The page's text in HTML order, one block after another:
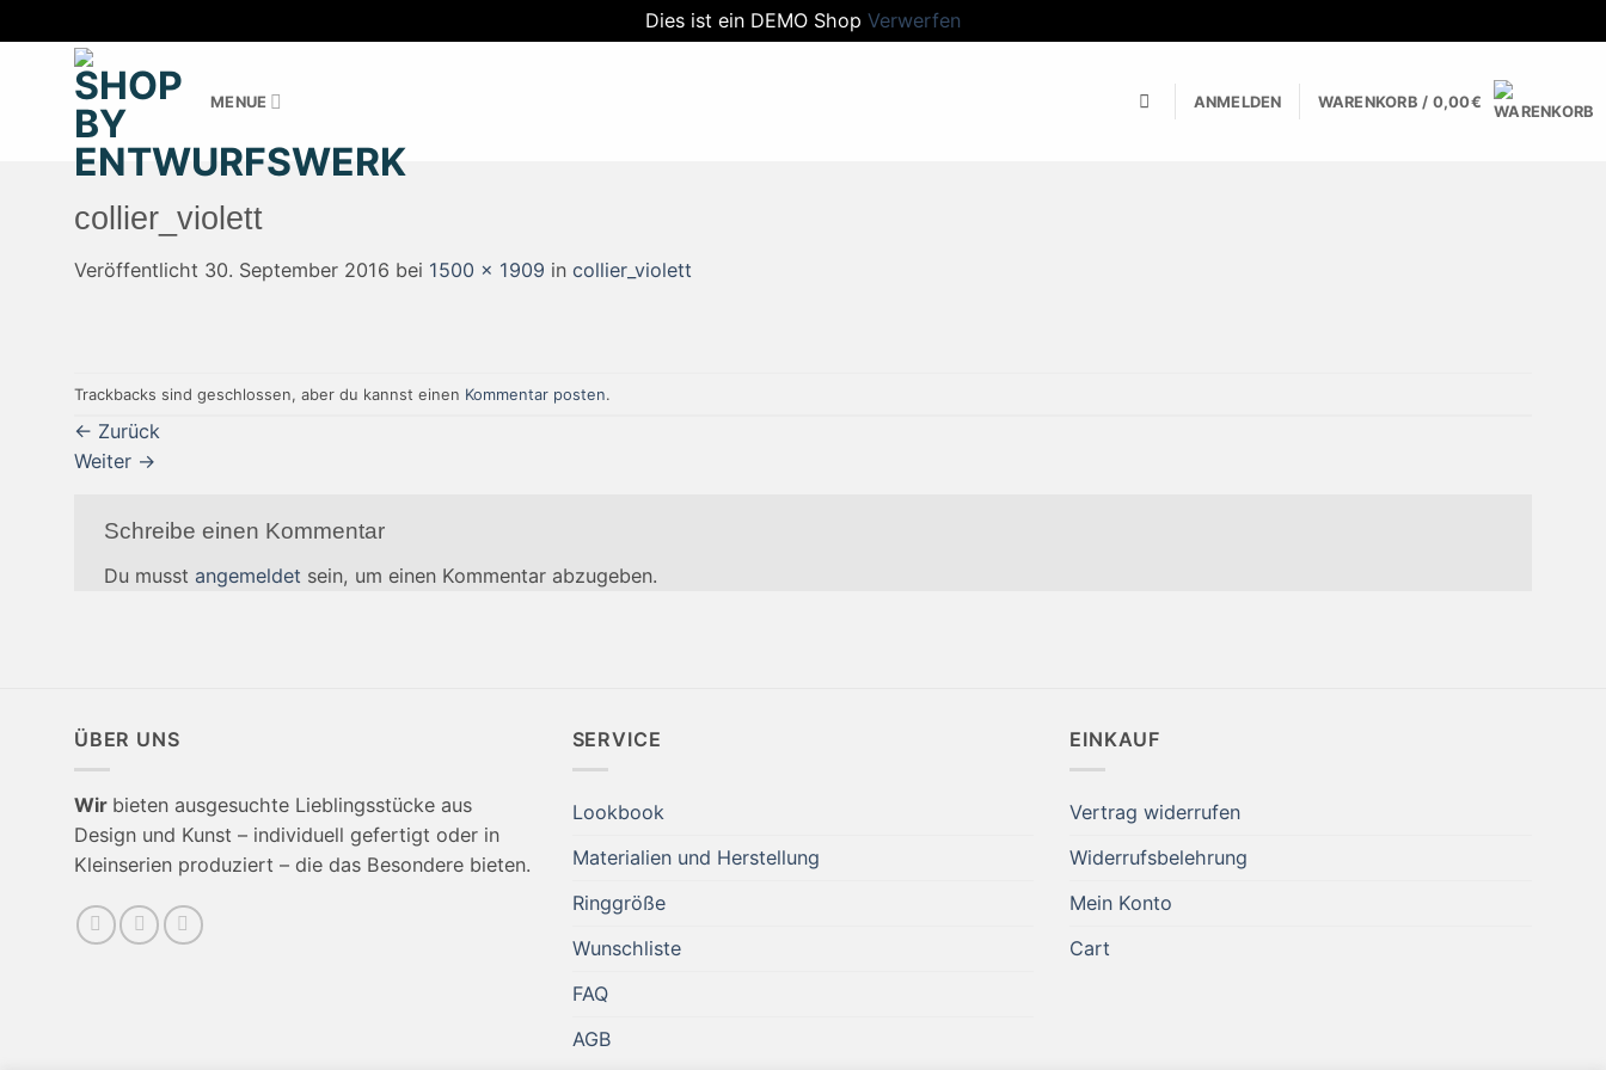
Dies ist ein DEMO Shop Verwerfen
MENUE ANMELDEN WARENKORB / 0,00€
collier_violett
Veröffentlicht 30. September 2016 bei 1500 × 1909 in collier_violett
Trackbacks sind geschlossen, aber du kannst einen Kommentar posten.
← Zurück
Weiter →
Schreibe einen Kommentar
Du musst angemeldet sein, um einen Kommentar abzugeben.
ÜBER UNS
Wir bieten ausgesuchte Lieblingsstücke aus
Design und Kunst – individuell gefertigt oder in
Kleinserien produziert – die das Besondere bieten.
SERVICE
Lookbook
Materialien und Herstellung
Ringgröße
Wunschliste
FAQ
AGB
EINKAUF
Vertrag widerrufen
Widerrufsbelehrung
Mein Konto
Cart